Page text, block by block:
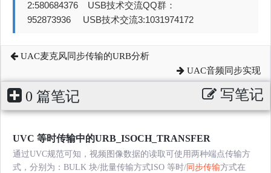
2:580684376 USB技术交流QQ群：
952873936 USB技术交流3:1031974172
UAC麦克风同步传输的URB分析
UAC音频同步实现
0 篇笔记 写笔记
UVC 等时传输中的URB_ISOCH_TRANSFER
通过UVC规范可知，视频图像数据的读取可使用两种端点传输方
式，分别为：BULK 块/批量传输方式ISO 等时/ 同步传输方式在